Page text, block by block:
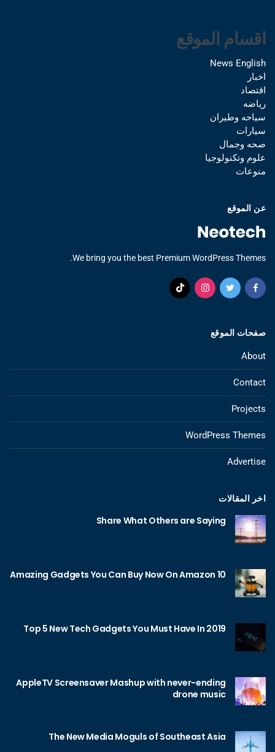
اقسام الموقع
News English
اخبار
اقتصاد
رياضه
سياحه وطيران
سيارات
صحه وجمال
علوم وتكنولوجيا
منوعات
عن الموقع
We bring you the best Premium WordPress Themes.
صفحات الموقع
About
Contact
Projects
WordPress Themes
Advertise
اخر المقالات
Share What Others are Saying
10 Amazing Gadgets You Can Buy Now On Amazon
Top 5 New Tech Gadgets You Must Have In 2019
AppleTV Screensaver Mashup with never-ending
drone music
The New Media Moguls of Southeast Asia